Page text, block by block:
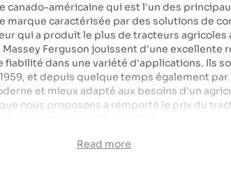
canado-américaine qui est l'un des
marque caractérisée par des solutions de
qui a produit le plus de tracteurs agricoles
Ferguson jouissent d'une excellente
fiabilité dans une variété d'applications. Ils
et depuis quelque temps également par
et mieux adapté aux besoins d'un
que nous proposons a remporté le prix du
Read more